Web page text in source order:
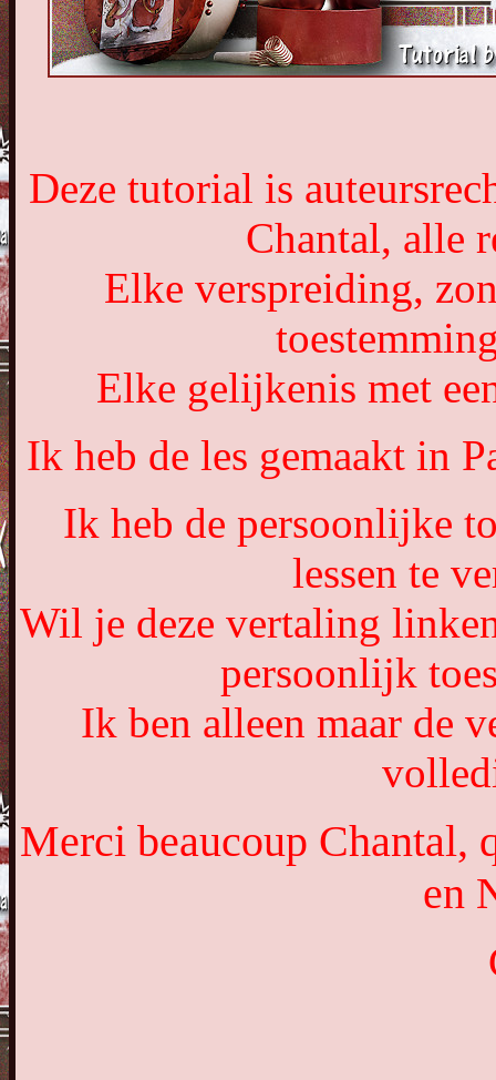
Deze tutorial is
Chantal, alle
Elke verspreiding,
Elke gelijkenis met
Ik heb de les gemaakt in
Ik heb de persoonlijke
lessen te
Wil je deze vertaling
persoonlijk
Ik ben alleen maar de
Merci beaucoup Chantal,
en